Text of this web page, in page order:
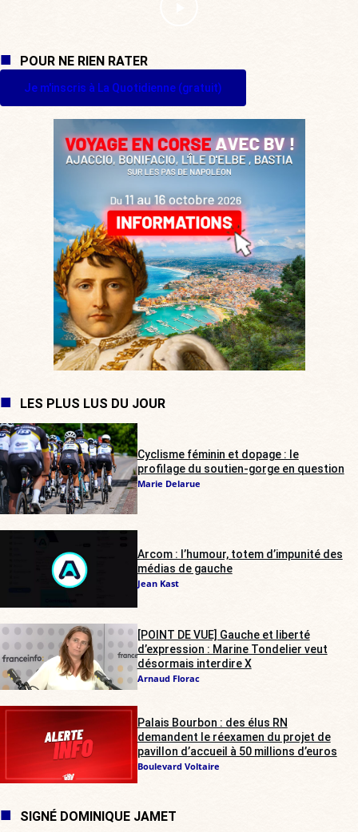
POUR NE RIEN RATER
Je m'inscris à La Quotidienne (gratuit)
LES PLUS LUS DU JOUR
Cyclisme féminin et dopage : le
profilage du soutien-gorge en question
Marie Delarue
Arcom : l’humour, totem d’impunité des
médias de gauche
Jean Kast
[POINT DE VUE] Gauche et liberté
d’expression : Marine Tondelier veut
désormais interdire X
Arnaud Florac
Palais Bourbon : des élus RN
demandent le réexamen du projet de
pavillon d’accueil à 50 millions d’euros
Boulevard Voltaire
SIGNÉ DOMINIQUE JAMET